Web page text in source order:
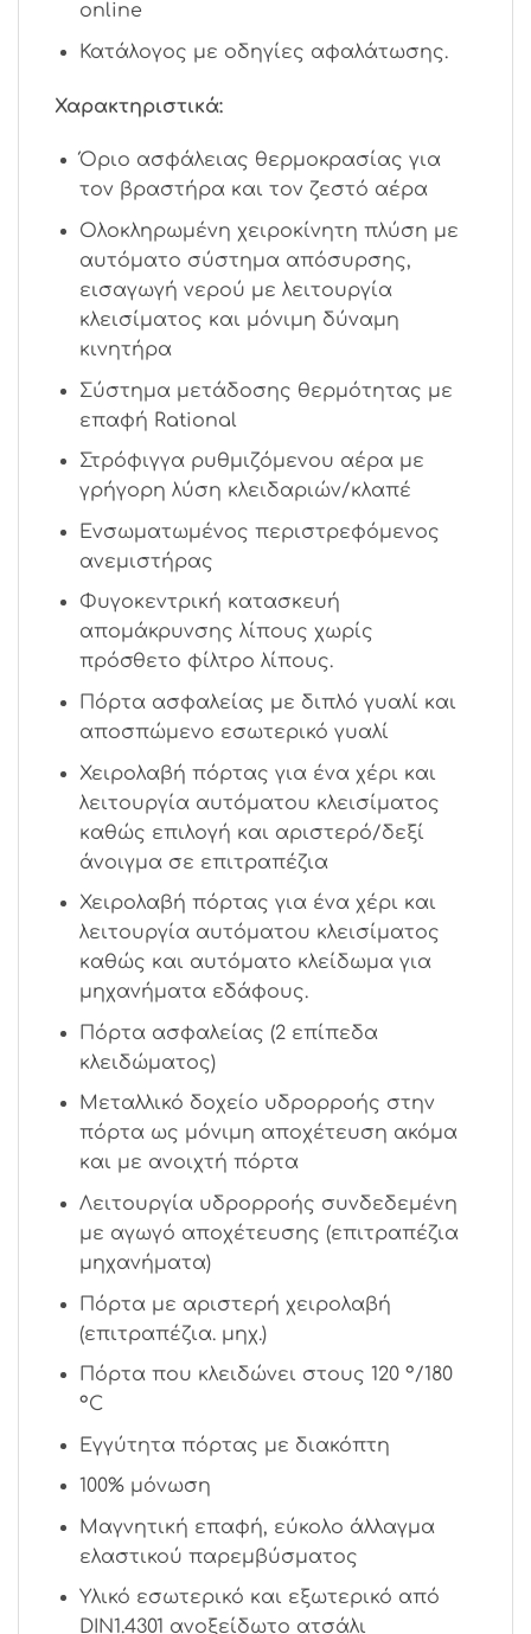
online
Κατάλογος με οδηγίες αφαλάτωσης.
Χαρακτηριστικά:
Όριο ασφάλειας θερμοκρασίας για
τον βραστήρα και τον ζεστό αέρα
Ολοκληρωμένη χειροκίνητη πλύση με
αυτόματο σύστημα απόσυρσης,
εισαγωγή νερού με λειτουργία
κλεισίματος και μόνιμη δύναμη
κινητήρα
Σύστημα μετάδοσης θερμότητας με
επαφή Rational
Στρόφιγγα ρυθμιζόμενου αέρα με
γρήγορη λύση κλειδαριών/κλαπέ
Ενσωματωμένος περιστρεφόμενος
ανεμιστήρας
Φυγοκεντρική κατασκευή
απομάκρυνσης λίπους χωρίς
πρόσθετο φίλτρο λίπους.
Πόρτα ασφαλείας με διπλό γυαλί και
αποσπώμενο εσωτερικό γυαλί
Χειρολαβή πόρτας για ένα χέρι και
λειτουργία αυτόματου κλεισίματος
καθώς επιλογή και αριστερό/δεξί
άνοιγμα σε επιτραπέζια
Χειρολαβή πόρτας για ένα χέρι και
λειτουργία αυτόματου κλεισίματος
καθώς και αυτόματο κλείδωμα για
μηχανήματα εδάφους.
Πόρτα ασφαλείας (2 επίπεδα
κλειδώματος)
Μεταλλικό δοχείο υδρορροής στην
πόρτα ως μόνιμη αποχέτευση ακόμα
και με ανοιχτή πόρτα
Λειτουργία υδρορροής συνδεδεμένη
με αγωγό αποχέτευσης (επιτραπέζια
μηχανήματα)
Πόρτα με αριστερή χειρολαβή
(επιτραπέζια. μηχ.)
Πόρτα που κλειδώνει στους 120 °/180
°C
Εγγύτητα πόρτας με διακόπτη
100% μόνωση
Μαγνητική επαφή, εύκολο άλλαγμα
ελαστικού παρεμβύσματος
Υλικό εσωτερικό και εξωτερικό από
DIN1.4301 ανοξείδωτο ατσάλι